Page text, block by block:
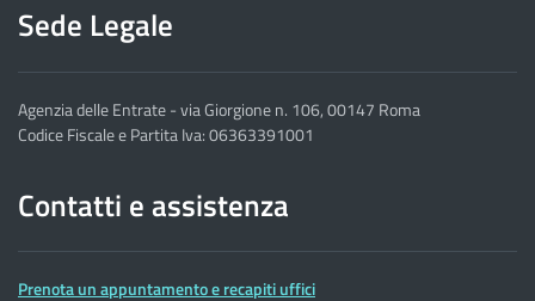
Sede Legale
Agenzia delle Entrate - via Giorgione n. 106, 00147 Roma
Codice Fiscale e Partita Iva: 06363391001
Contatti e assistenza
Prenota un appuntamento e recapiti uffici